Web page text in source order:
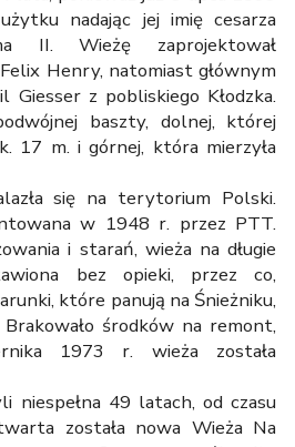
nadając jej imię cesarza
II. Wieżę zaprojektował
Henry, natomiast głównym
Giesser z pobliskiego Kłodzka.
baszty, dolnej, której
17 m. i górnej, która mierzyła
się na terytorium Polski.
w 1948 r. przez PTT.
i starań, wieża na długie
bez opieki, przez co,
które panują na Śnieżniku,
Brakowało środków na remont,
1973 r. wieża została
niespełna 49 latach, od czasu
została nowa Wieża Na